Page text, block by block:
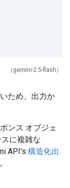
（gemini-2.5-flash）
ため、出力か
ンス オブジェ
に複雑な
API's 構造化出